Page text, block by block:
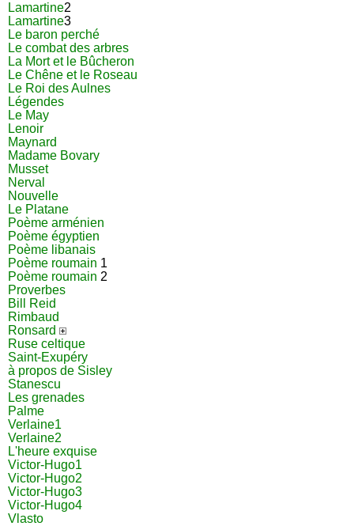
Lamartine2
Lamartine3
Le baron perché
Le combat des arbres
La Mort et le Bûcheron
Le Chêne et le Roseau
Le Roi des Aulnes
Légendes
Le May
Lenoir
Maynard
Madame Bovary
Musset
Nerval
Nouvelle
Le Platane
Poème arménien
Poème égyptien
Poème libanais
Poème roumain 1
Poème roumain 2
Proverbes
Bill Reid
Rimbaud
Ronsard
Ruse celtique
Saint-Exupéry
à propos de Sisley
Stanescu
Les grenades
Palme
Verlaine1
Verlaine2
L'heure exquise
Victor-Hugo1
Victor-Hugo2
Victor-Hugo3
Victor-Hugo4
Vlasto